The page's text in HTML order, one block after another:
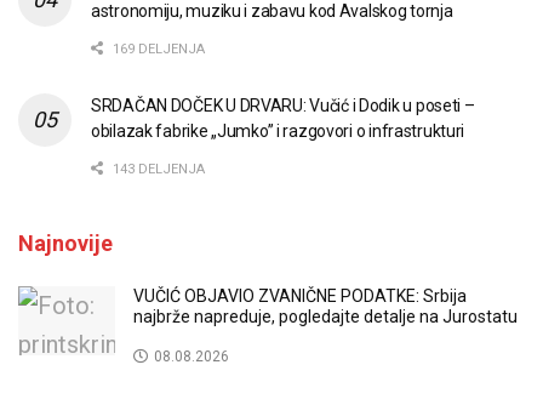
astronomiju, muziku i zabavu kod Avalskog tornja
169 DELJENJA
SRDAČAN DOČEK U DRVARU: Vučić i Dodik u poseti –
obilazak fabrike „Jumko” i razgovori o infrastrukturi
143 DELJENJA
Najnovije
VUČIĆ OBJAVIO ZVANIČNE PODATKE: Srbija
najbrže napreduje, pogledajte detalje na Jurostatu
08.08.2026